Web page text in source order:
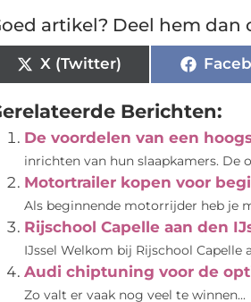
artikel? Deel hem dan
X (Twitter)
Berichten:
De voordelen van een
inrichten van hun slaapkamers. De
Motortrailer kopen voor
Als beginnende motorrijder heb je
Rijschool Capelle aan den
IJssel Welkom bij Rijschool Capelle
Audi chiptuning voor de
Zo valt er vaak nog veel te winnen...